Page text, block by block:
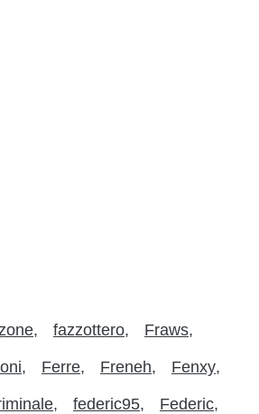
fazzottero Fraws
Ferre Freneh Fenxy
federic95 Federic